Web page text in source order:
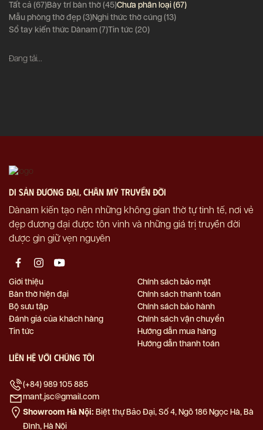
Tất cả (67)Bày trí bàn thờ (45)Chưa phân loại (67)
Mẫu phòng thờ đẹp (3)Nghi thức thờ cúng (13)
Sổ tay kiến thức Dànam (7)Tin tức (20)
Đang tải...
di sản đương đại, chân mỹ truyền đời
Dànam kiến tạo nên những không gian thờ tự tinh tế, nơi vẻ
đẹp đương đại được tôn vinh và những giá trị truyền đời
được gìn giữ vẹn nguyên
Giới thiệu
Bàn thờ hiện đại
Bộ sưu tập
Đánh giá của khách hàng
Tin tức
Chính sách bảo mật
Chính sách thanh toán
Chính sách bảo hành
Chính sách vận chuyển
Hướng dẫn mua hàng
Hướng dẫn thanh toán
Liên hệ với chúng tôi
(+84) 989 105 885
mant.jsc@gmail.com
Showroom Hà Nội: Biệt thự Bảo Đại, Số 4, Ngõ 186 Ngọc Hà, Bà
Đình, Hà Nội